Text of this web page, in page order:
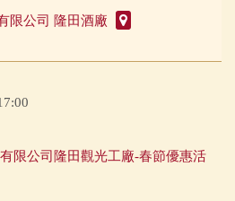
限公司 隆田酒廠
限公司隆田觀光工廠-春節優惠活